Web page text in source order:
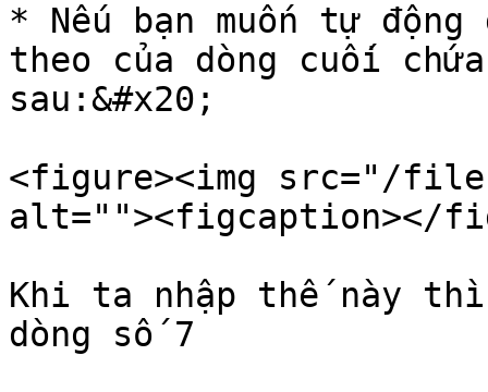
* Nếu bạn muốn tự
theo của dòng cuối
sau:&#x20;
<figure><img src="/
alt=""><figcaption></
Khi ta nhập thế này
dòng số 7